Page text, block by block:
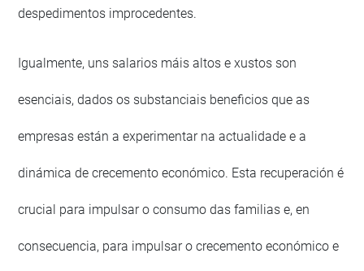
despedimentos improcedentes.
Igualmente, uns salarios máis altos e xustos son
esenciais, dados os substanciais beneficios que as
empresas están a experimentar na actualidade e a
dinámica de crecemento económico. Esta recuperación é
crucial para impulsar o consumo das familias e, en
consecuencia, para impulsar o crecemento económico e